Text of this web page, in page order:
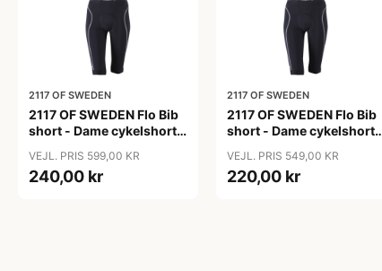
2117 OF SWEDEN
2117 OF SWEDEN Flo Bib
short - Dame cykelshorts
VEJL. PRIS 599,00 KR
240,00 kr
2117 OF SWEDEN
2117 OF SWEDEN Flo Bib
short - Dame cykelshorts
VEJL. PRIS 549,00 KR
220,00 kr